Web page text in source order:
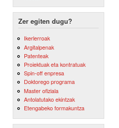
Zer egiten dugu?
Ikerlerroak
Argitalpenak
Patenteak
Proiektuak eta kontratuak
Spin-off enpresa
Doktorego programa
Master ofiziala
Antolatutako ekintzak
Etengabeko formakuntza